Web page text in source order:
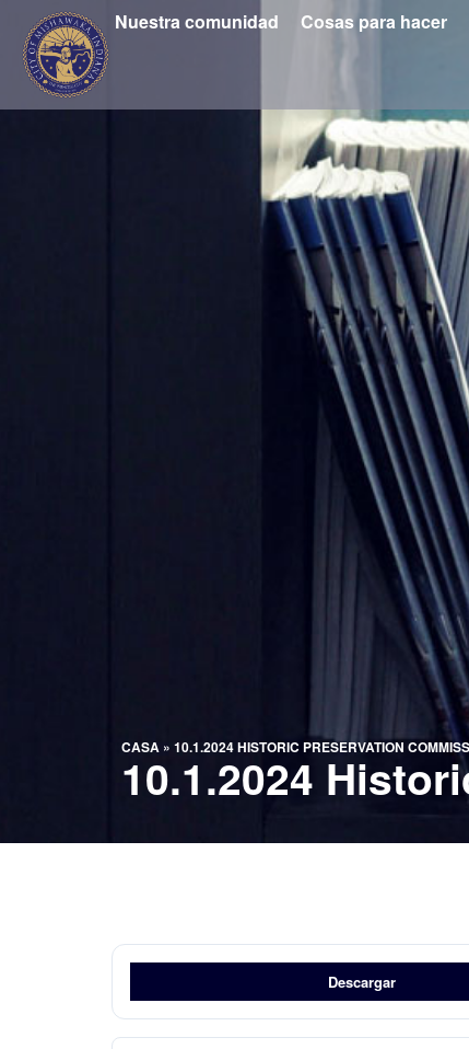
Nuestra comunidad Cosas para hacer
CASA » 10.1.2024 HISTORIC PRESERVATION
10.1.2024
Descargar